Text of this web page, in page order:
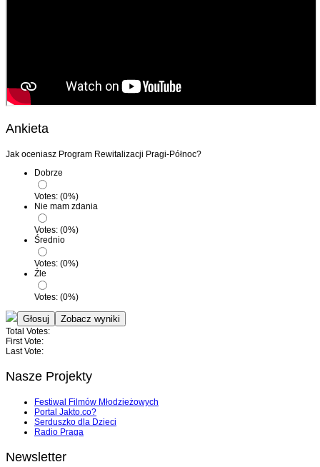
Ankieta
Jak oceniasz Program Rewitalizacji Pragi-Północ?
Dobrze
Votes: (0%)
Nie mam zdania
Votes: (0%)
Średnio
Votes: (0%)
Źle
Votes: (0%)
Total Votes:
First Vote:
Last Vote:
Nasze Projekty
Festiwal Filmów Młodzieżowych
Portal Jakto.co?
Serduszko dla Dzieci
Radio Praga
Newsletter